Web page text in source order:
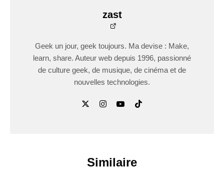
zast
Geek un jour, geek toujours. Ma devise : Make,
learn, share. Auteur web depuis 1996, passionné
de culture geek, de musique, de cinéma et de
nouvelles technologies.
Similaire